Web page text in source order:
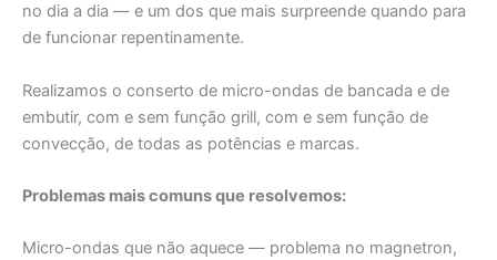
no dia a dia — e um dos que mais surpreende quando para
de funcionar repentinamente.
Realizamos o conserto de micro-ondas de bancada e de
embutir, com e sem função grill, com e sem função de
convecção, de todas as potências e marcas.
Problemas mais comuns que resolvemos:
Micro-ondas que não aquece — problema no magnetron,